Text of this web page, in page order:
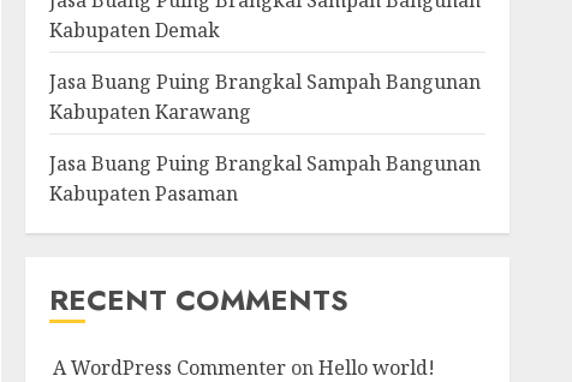
Kabupaten Demak
Jasa Buang Puing Brangkal Sampah Bangunan
Kabupaten Karawang
Jasa Buang Puing Brangkal Sampah Bangunan
Kabupaten Pasaman
RECENT COMMENTS
A WordPress CommenteronHello world!